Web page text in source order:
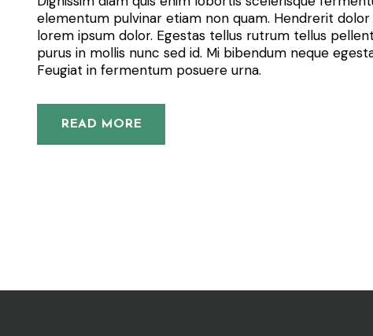
elementum pulvinar etiam non quam. Hendrerit
lorem ipsum dolor. Egestas tellus rutrum tellus
purus in mollis nunc sed id. Mi bibendum neque
Feugiat in fermentum posuere urna.
READ MORE